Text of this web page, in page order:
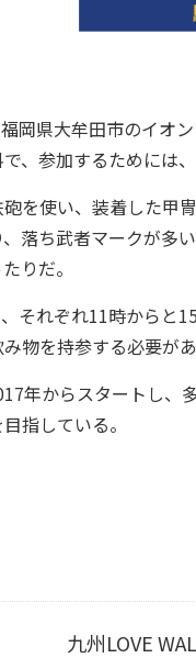
岡県大牟田市のイオ
、参加するためには
を使い、装着した甲
落ち武者マークが多
りだ。
それぞれ11時からと
物を持参する必要があ
年からスタートし、
指している。
九州LOVE